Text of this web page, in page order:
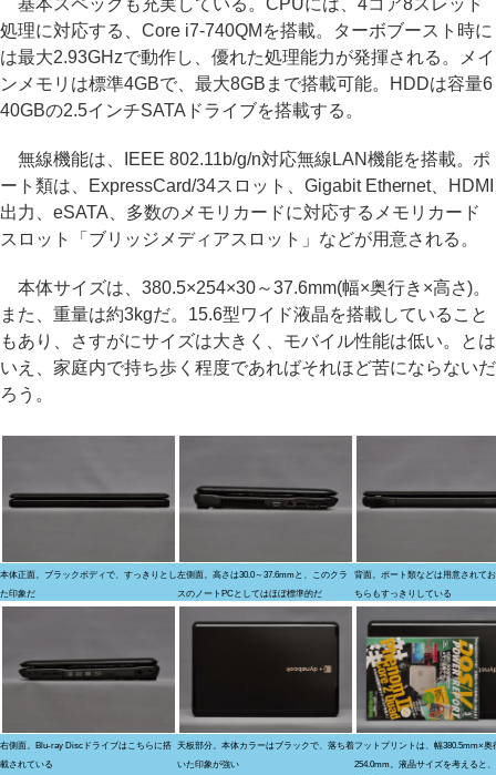
基本スペックも充実している。CPUには、4コア8スレッド
処理に対応する、Core i7-740QMを搭載。ターボブースト時に
は最大2.93GHzで動作し、優れた処理能力が発揮される。メイ
ンメモリは標準4GBで、最大8GBまで搭載可能。HDDは容量6
40GBの2.5インチSATAドライブを搭載する。
無線機能は、IEEE 802.11b/g/n対応無線LAN機能を搭載。ポ
ート類は、ExpressCard/34スロット、Gigabit Ethernet、HDMI
出力、eSATA、多数のメモリカードに対応するメモリカード
スロット「ブリッジメディアスロット」などが用意される。
本体サイズは、380.5×254×30～37.6mm(幅×奥行き×高さ)。
また、重量は約3kgだ。15.6型ワイド液晶を搭載していること
もあり、さすがにサイズは大きく、モバイル性能は低い。とは
いえ、家庭内で持ち歩く程度であればそれほど苦にならないだ
ろう。
本体正面。ブラックボディで、すっきりとし
た印象だ
左側面。高さは30.0～37.6mmと、このクラ
スのノートPCとしてはほぼ標準的だ
背面。ポート類などは用意されて
ちらもすっきりしている
右側面。Blu-ray Discドライブはこちらに搭
載されている
天板部分。本体カラーはブラックで、落ち着
いた印象が強い
フットプリントは、幅380.5mm×奥
254.0mm。液晶サイズを考えると